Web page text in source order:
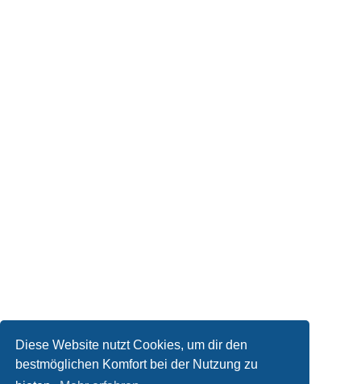
Diese Website nutzt Cookies, um dir den
bestmöglichen Komfort bei der Nutzung zu